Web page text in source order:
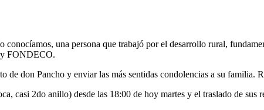
una persona que trabajó por el desarrollo rural,
y FONDECO.
don Pancho y enviar las más sentidas condolencias a su familia.
casi 2do anillo) desde las 18:00 de hoy martes y el traslado de sus